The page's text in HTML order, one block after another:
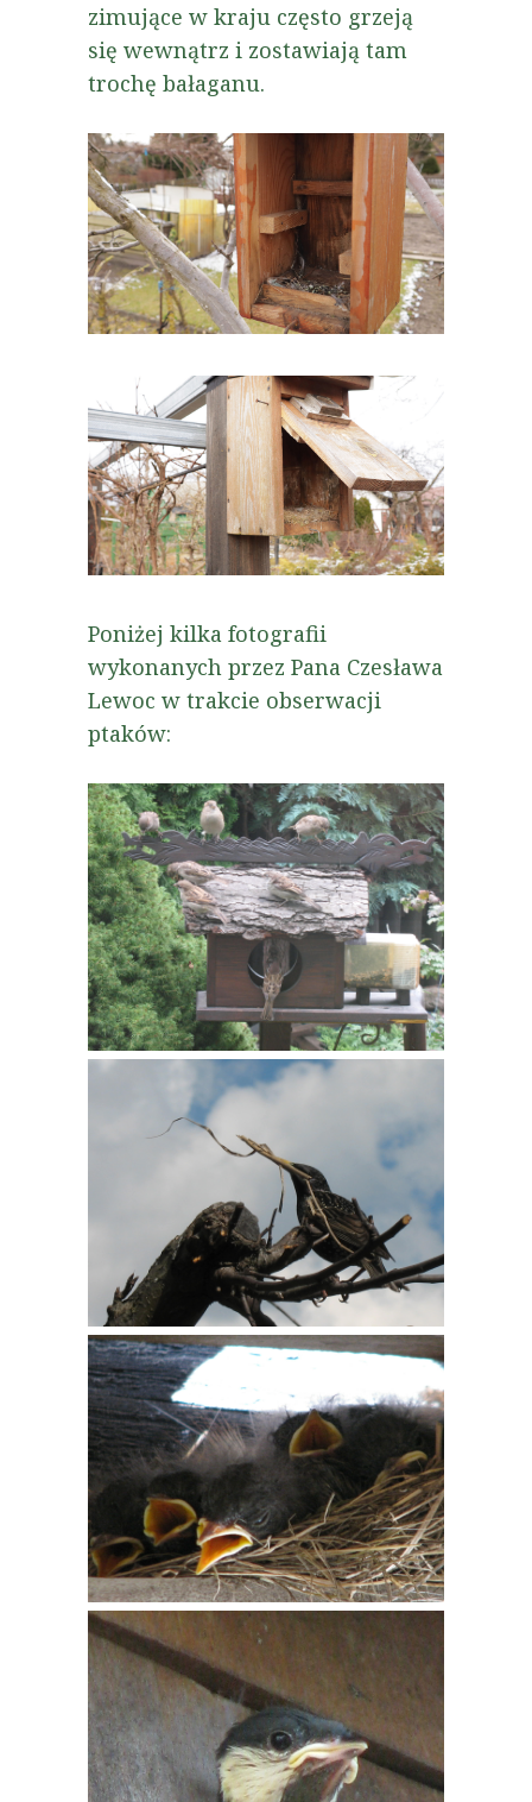
zimujące w kraju często grzeją
się wewnątrz i zostawiają tam
trochę bałaganu.
Poniżej kilka fotografii
wykonanych przez Pana Czesława
Lewoc w trakcie obserwacji
ptaków: